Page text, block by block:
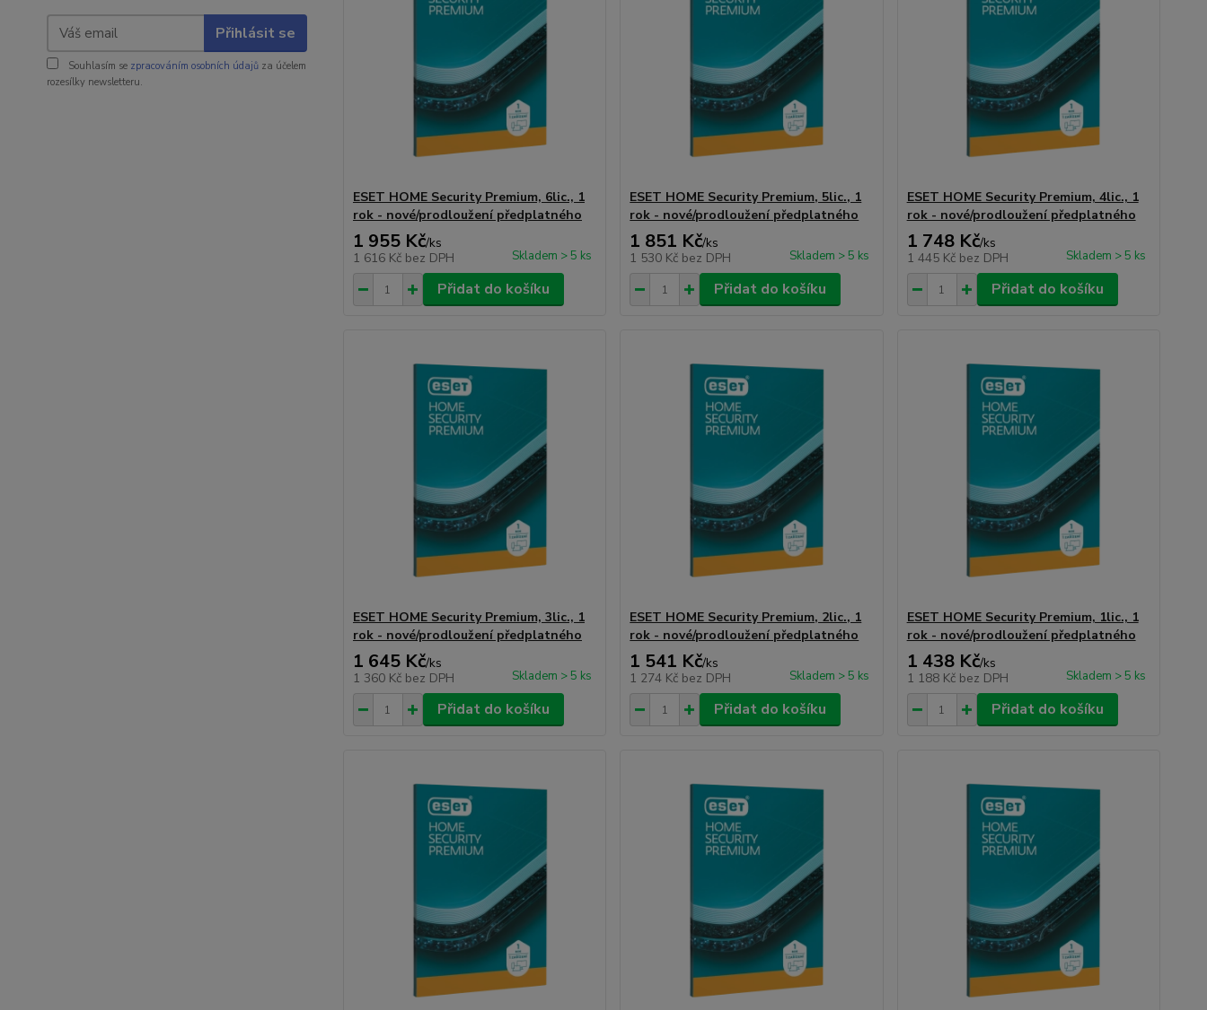
Přihlásit se
Souhlasím se zpracováním osobních údajů za účelem
rozesílky newsletteru.
ESET HOME Security Premium, 6lic., 1
rok - nové/prodloužení předplatného
1 955 Kč/ks
1 616 Kč bez DPH Skladem > 5 ks
Přidat do košíku
ESET HOME Security Premium, 5lic., 1
rok - nové/prodloužení předplatného
1 851 Kč/ks
1 530 Kč bez DPH Skladem > 5 ks
Přidat do košíku
ESET HOME Security Premium, 4lic., 1
rok - nové/prodloužení předplatného
1 748 Kč/ks
1 445 Kč bez DPH Skladem > 5 ks
Přidat do košíku
ESET HOME Security Premium, 3lic., 1
rok - nové/prodloužení předplatného
1 645 Kč/ks
1 360 Kč bez DPH Skladem > 5 ks
Přidat do košíku
ESET HOME Security Premium, 2lic., 1
rok - nové/prodloužení předplatného
1 541 Kč/ks
1 274 Kč bez DPH Skladem > 5 ks
Přidat do košíku
ESET HOME Security Premium, 1lic., 1
rok - nové/prodloužení předplatného
1 438 Kč/ks
1 188 Kč bez DPH Skladem > 5 ks
Přidat do košíku